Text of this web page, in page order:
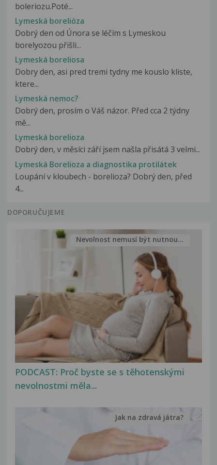
boleriozu.Poté...
Lymeská borelióza
Dobrý den od Února se léčím s Lymeskou
borelyozou přišli...
Lymeská boreliosa
Dobry den, asi pred tremi tydny me kouslo kliste,
ktere...
Lymeská nemoc?
Dobrý den, prosím o Váš názor. Před cca 2 týdny
mě...
Lymeská borelioza
Dobrý den, v měsíci září jsem našla přisátá 3 velmi...
Lymeská Borelioza a diagnostika protilátek
Loupání v kloubech - borelioza? Dobrý den, před
4...
DOPORUČUJEME
PODCAST: Proč byste se s těhotenskými
nevolnostmi měla...
Nevolnost nemusí být nutnou...
Jak na zdravá játra?